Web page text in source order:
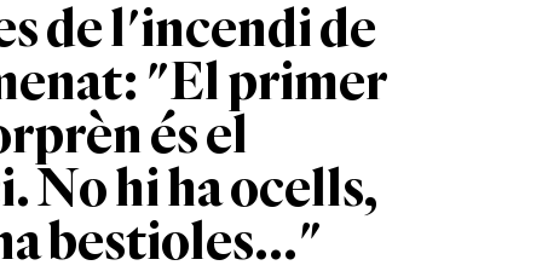
de l'incendi de
"El primer
és el
No hi ha ocells,
bestioles..."